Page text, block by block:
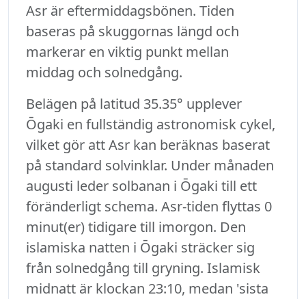
Asr är eftermiddagsbönen. Tiden
baseras på skuggornas längd och
markerar en viktig punkt mellan
middag och solnedgång.
Belägen på latitud 35.35° upplever
Ōgaki en fullständig astronomisk cykel,
vilket gör att Asr kan beräknas baserat
på standard solvinklar. Under månaden
augusti leder solbanan i Ōgaki till ett
föränderligt schema. Asr-tiden flyttas 0
minut(er) tidigare till imorgon. Den
islamiska natten i Ōgaki sträcker sig
från solnedgång till gryning. Islamisk
midnatt är klockan 23:10, medan 'sista